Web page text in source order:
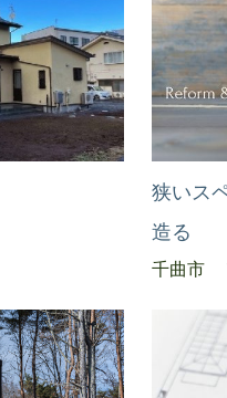
狭いス
造る
千曲市